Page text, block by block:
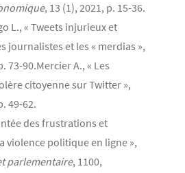
, 13 (1), 2021, p. 15-36.
L., « Tweets injurieux et
journalistes et les « merdias »,
73-90.Mercier A., « Les
citoyenne sur Twitter »,
49-62.
des frustrations et
violence politique en ligne »,
parlementaire, 1100,